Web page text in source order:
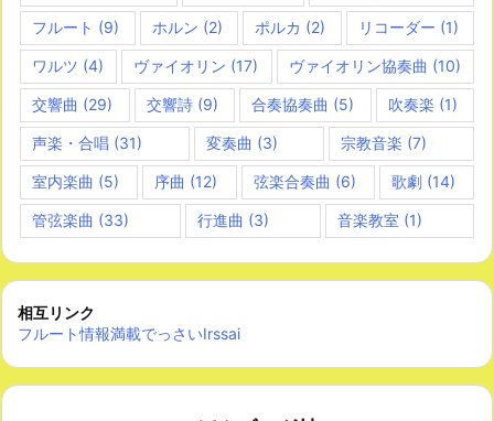
フルート (9) ホルン (2) ポルカ (2) リコーダー (1)
ワルツ (4) ヴァイオリン (17) ヴァイオリン協奏曲 (10)
交響曲 (29) 交響詩(9) 合奏協奏曲 (5) 吹奏楽 (1)
声楽・合唱 (31) 変奏曲 (3) 宗教音楽 (7)
室内楽曲 (5) 序曲 (12) 弦楽合奏曲 (6) 歌劇(14)
管弦楽曲 (33) 行進曲 (3) 音楽教室 (1)
相互リンク
フルート情報満載でっさいIrssai